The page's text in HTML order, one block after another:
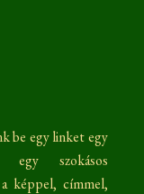
be egy linket egy
szokásos
képpel, címmel,